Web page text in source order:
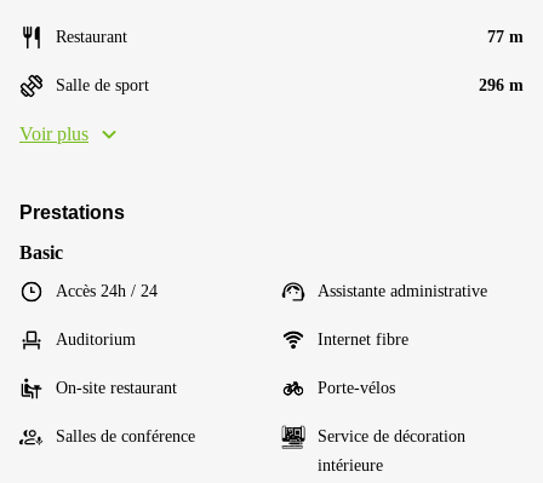
Restaurant 77 m
Salle de sport 296 m
Voir plus
Prestations
Basic
Accès 24h / 24 Assistante administrative
Auditorium Internet fibre
On-site restaurant Porte-vélos
Salles de conférence
Service de décoration
intérieure